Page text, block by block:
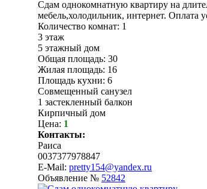
Сдам однокомнатную квартиру на
мебель,холодильник, интернет. Оплата
Количество комнат: 1
3 этаж
5 этажный дом
Общая площадь: 30
Жилая площадь: 16
Площадь кухни: 6
Совмещенный санузел
1 застекленный балкон
Кирпичный дом
Цена: 1
Контакты:
Раиса
0037377978847
E-Mail: pretty154@yandex.ru
Объявление № 52842